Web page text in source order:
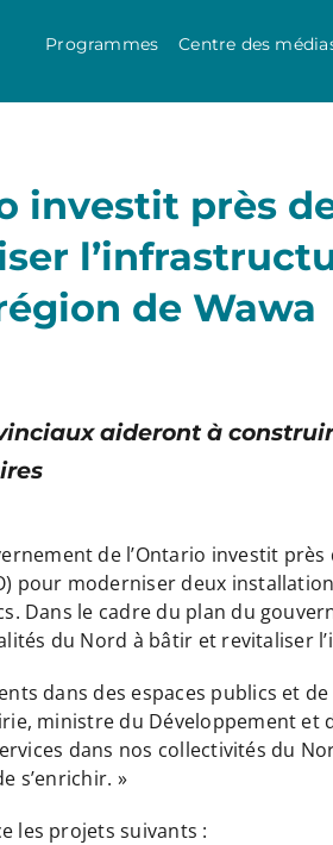
Programmes Centre des
investit près
de Wawa
aideront à
de l’Ontario investit près
pour moderniser deux
Dans le cadre du plan du
du Nord à bâtir et revitaliser
dans des espaces publics et
ministre du Développement
dans nos collectivités du
s’enrichir. »
les projets suivants :